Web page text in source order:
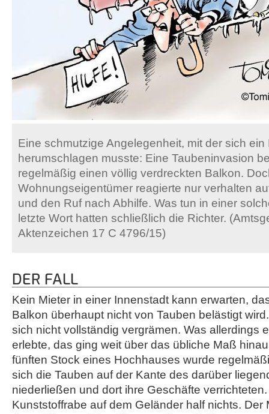
Eine schmutzige Angelegenheit, mit der sich ein
herumschlagen musste: Eine Taubeninvasion
regelmäßig einen völlig verdreckten Balkon.
Wohnungseigentümer reagierte nur verhalten
und den Ruf nach Abhilfe. Was tun in einer
letzte Wort hatten schließlich die Richter.
Aktenzeichen 17 C 4796/15)
DER FALL
Kein Mieter in einer Innenstadt kann erwarten,
Balkon überhaupt nicht von Tauben belästigt
sich nicht vollständig vergrämen. Was allerdings
erlebte, das ging weit über das übliche Maß
fünften Stock eines Hochhauses wurde
sich die Tauben auf der Kante des darüber
niederließen und dort ihre Geschäfte
Kunststoffrabe auf dem Geländer half nichts. Der